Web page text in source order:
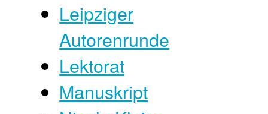
Leipziger
Autorenrunde
Lektorat
Manuskript